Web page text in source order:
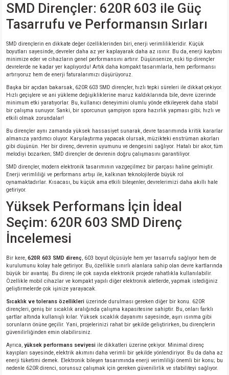
SMD Dirençler: 620R 603 ile Güç
Tasarrufu ve Performansın Sırları
SMD dirençlerin en dikkate değer özelliklerinden biri, enerji verimlilikleridir. Küçük
boyutları sayesinde, devreler daha az yer kaplayarak daha az ısınır. Bu da, enerji kaybını
minimize eder ve cihazların genel performansını artırır. Düşünsenize, eski tip dirençler
devrelerde ne kadar yer kaplıyordu! Artık daha kompakt tasarımlarla, hem performansı
artırıyoruz hem de enerji faturalarımızı düşürüyoruz.
Başka bir açıdan bakarsak, 620R 603 SMD dirençler, hızlı tepki süreleri ile dikkat çekiyor.
Hızlı geçişlere ve ani yükleme değişikliklerine maruz kaldıklarında bile, devre üzerinde
minimum etki yaratıyorlar. Bu, kullanıcı deneyimini olumlu yönde etkileyerek daha stabil
bir çalışma sunuyor. Sanki, bir sporcunun şampiyon spora hazırlık yapması gibi; hızlı ve
etkili olmak zorundalar!
Bu dirençler aynı zamanda yüksek hassasiyet sunarak, devre tasarımında kritik kararlar
almanıza yardımcı oluyor. Karşılaştırma yapacak olursak, müzikteki enstrüman akorları
gibi düşünün. Her bir direnç, devrenin uyumunu ve dengesini sağlıyor. Hatalı bir akor, tüm
melodiyi bozarken; SMD dirençler de devrenin doğru çalışmasını garantiliyor.
SMD dirençler, modern elektronik tasarımının vazgeçilmez bir parçası haline gelmiştir.
Enerji verimliliği ve performans artışı ile, kalkınan teknolojilerde büyük rol
oynamaktadırlar. Kısacası, bu küçük ama etkili bileşenler, devrelerimizi daha akıllı hale
getiriyor.
Yüksek Performans İçin İdeal
Seçim: 620R 603 SMD Direnç
İncelemesi
Bir kere, 620R 603 SMD direnç , 603 boyut ölçüsüyle hem yer tasarrufu sağlıyor hem de
kurulumunu kolay hale getiriyor. Bu, özellikle sınırlı alanlara sahip olan devre kartlarında
büyük bir avantaj. Bu direnç ile çok sayıda elektronik projede rahatlıkla kullanılabilir.
Özellikle mobil cihazlar ve kompakt yapılı diğer elektronik aletlerde, yapmak istediğiniz
geliştirmelerde çok işinize yarayacak.
Sıcaklık ve tolerans özellikleri üzerinde durulması gereken diğer bir konu. 620R
dirençleri, geniş bir sıcaklık aralığında çalışma kapasitesine sahiptir. Bu, onları farklı
şartlar altında kullanışlı kılar. Yüksek sıcaklık dayanımı sayesinde, aşırı ısınma gibi
sorunların önüne geçilir. Yani, projelerinizi rahat bir şekilde geliştirirken, bu dirençlerin
güvenilirliğinden emin olabilirsiniz.
Ayrıca, yüksek performans seviyesi ile dikkatleri üzerine çekiyor. Minimal direnç
kayıpları sayesinde, elektrik akımını daha verimli bir şekilde yönlendiriyor. Bu da daha az
enerji tüketimi demek. Elektronik bileşen tasarımında enerji verimliliği önemli bir konu; bu
nedenle 620R direnci, sorunsuz çalışmak için gereken güvenilirlik ve stabiliteyi sağlıyor.